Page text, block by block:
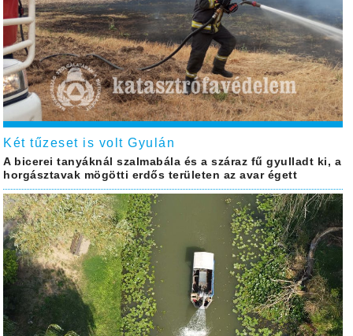
Két tűzeset is volt Gyulán
A bicerei tanyáknál szalmabála és a száraz fű gyulladt ki, a
horgásztavak mögötti erdős területen az avar égett